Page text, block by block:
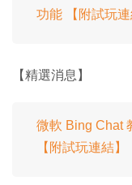
功能 【附試玩連
【精選消息】
微軟 Bing Chat
【附試玩連結】